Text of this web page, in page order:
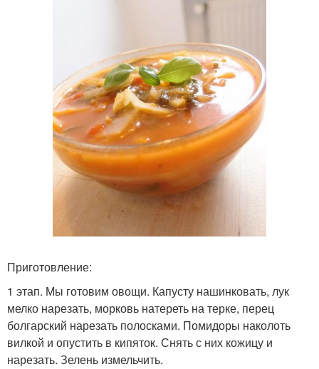
Приготовление:
1 этап. Мы готовим овощи. Капусту нашинковать, лук
мелко нарезать, морковь натереть на терке, перец
болгарский нарезать полосками. Помидоры наколоть
вилкой и опустить в кипяток. Снять с них кожицу и
нарезать. Зелень измельчить.